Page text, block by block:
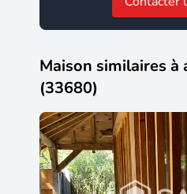
Maison similaires à
(33680)